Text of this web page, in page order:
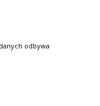
odbywa